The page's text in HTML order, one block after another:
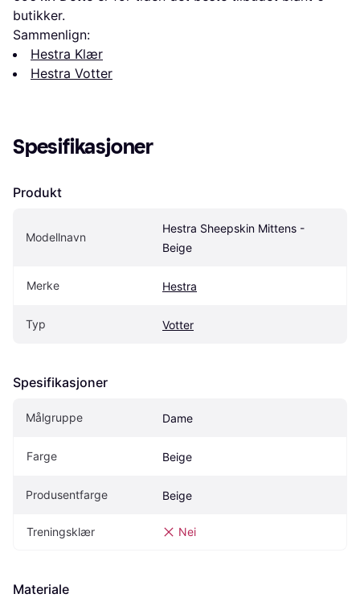
butikker.
Sammenlign:
Hestra Klær
Hestra Votter
Spesifikasjoner
Produkt
Modellnavn
Hestra Sheepskin Mittens -
Beige
Merke Hestra
Typ Votter
Spesifikasjoner
Målgruppe Dame
Farge Beige
Produsentfarge Beige
Treningsklær Nei
Materiale